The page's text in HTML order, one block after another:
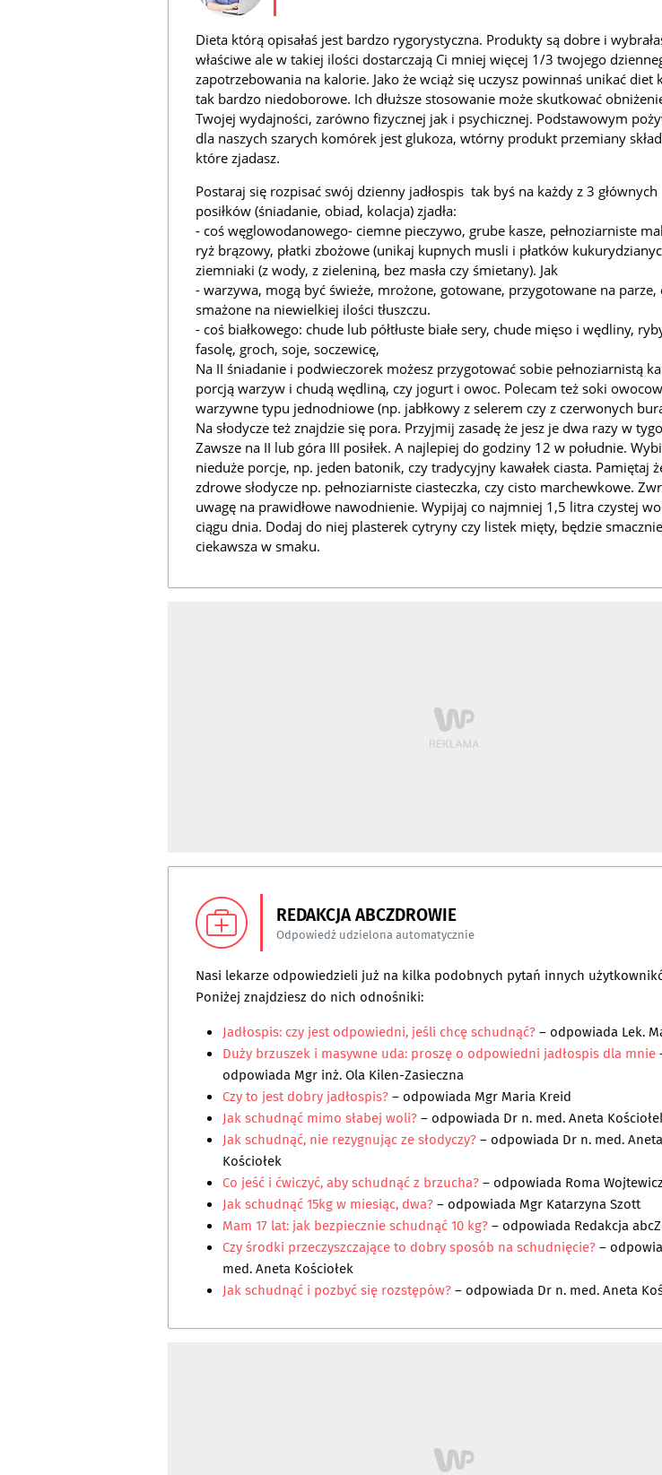
Dieta którą opisałaś jest bardzo rygorystyczna. Produkty są dobre i
właściwe ale w takiej ilości dostarczają Ci mniej więcej 1/3 twojego
zapotrzebowania na kalorie. Jako że wciąż się uczysz powinnaś unikać diet
tak bardzo niedoborowe. Ich dłuższe stosowanie może skutkować
Twojej wydajności, zarówno fizycznej jak i psychicznej. Podstawowym
dla naszych szarych komórek jest glukoza, wtórny produkt przemiany
które zjadasz.
Postaraj się rozpisać swój dzienny jadłospis tak byś na każdy z 3 głównych
posiłków (śniadanie, obiad, kolacja) zjadła:
- coś węglowodanowego- ciemne pieczywo, grube kasze, pełnoziarniste
ryż brązowy, płatki zbożowe (unikaj kupnych musli i płatków
ziemniaki (z wody, z zieleniną, bez masła czy śmietany). Jak
- warzywa, mogą być świeże, mrożone, gotowane, przygotowane na parze,
smażone na niewielkiej ilości tłuszczu.
- coś białkowego: chude lub półtłuste białe sery, chude mięso i wędliny,
fasolę, groch, soje, soczewicę,
Na II śniadanie i podwieczorek możesz przygotować sobie pełnoziarnistą
porcją warzyw i chudą wędliną, czy jogurt i owoc. Polecam też soki
warzywne typu jednodniowe (np. jabłkowy z selerem czy z czerwonych
Na słodycze też znajdzie się pora. Przyjmij zasadę że jesz je dwa razy w
Zawsze na II lub góra III posiłek. A najlepiej do godziny 12 w południe.
nieduże porcje, np. jeden batonik, czy tradycyjny kawałek ciasta. Pamiętaj
zdrowe słodycze np. pełnoziarniste ciasteczka, czy cisto marchewkowe.
uwagę na prawidłowe nawodnienie. Wypijaj co najmniej 1,5 litra czystej
ciągu dnia. Dodaj do niej plasterek cytryny czy listek mięty, będzie
ciekawsza w smaku.
REDAKCJA ABCZDROWIE
Odpowiedź udzielona automatycznie
Nasi lekarze odpowiedzieli już na kilka podobnych pytań innych
Poniżej znajdziesz do nich odnośniki:
Jadłospis: czy jest odpowiedni, jeśli chcę schudnąć?– odpowiada Lek.
Duży brzuszek i masywne uda: proszę o odpowiedni jadłospis dla mnie
odpowiada Mgr inż. Ola Kilen-Zasieczna
Czy to jest dobry jadłospis?– odpowiada Mgr Maria Kreid
Jak schudnąć mimo słabej woli?– odpowiada Dr n. med. Aneta
Jak schudnąć, nie rezygnując ze słodyczy?– odpowiada Dr n. med. Aneta
Kościołek
Co jeść i ćwiczyć, aby schudnąć z brzucha?– odpowiada Roma Wojtewicz
Jak schudnąć 15kg w miesiąc, dwa?– odpowiada Mgr Katarzyna Szott
Mam 17 lat: jak bezpiecznie schudnąć 10 kg?– odpowiada Redakcja
Czy środki przeczyszczające to dobry sposób na schudnięcie?–
med. Aneta Kościołek
Jak schudnąć i pozbyć się rozstępów?– odpowiada Dr n. med. Aneta